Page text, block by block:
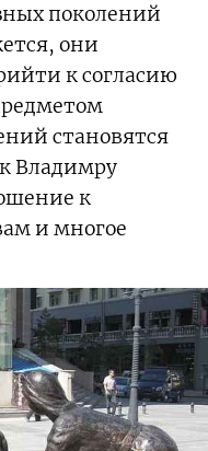
поколений
они
к согласию
становятся
Владимру
к
и многое